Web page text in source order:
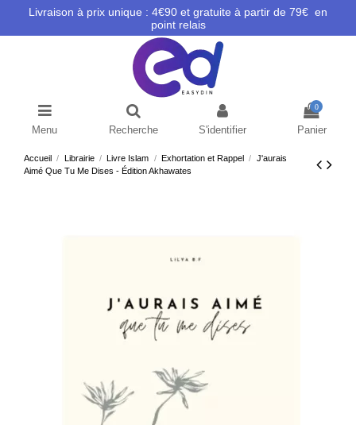
Livraison à prix unique : 4€90 et gratuite à partir de 79€ en
point relais
Menu Recherche S'identifier
0
Panier
Accueil Librairie Livre Islam Exhortation et Rappel
J'aurais
Aimé Que Tu Me Dises - Édition Akhawates